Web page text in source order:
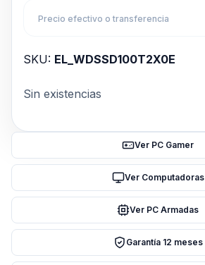
Precio efectivo o transferencia
SKU: EL_WDSSD100T2X0E
Sin existencias
Ver PC Gamer
Ver Computadoras
Ver PC Armadas
Garantía 12 meses